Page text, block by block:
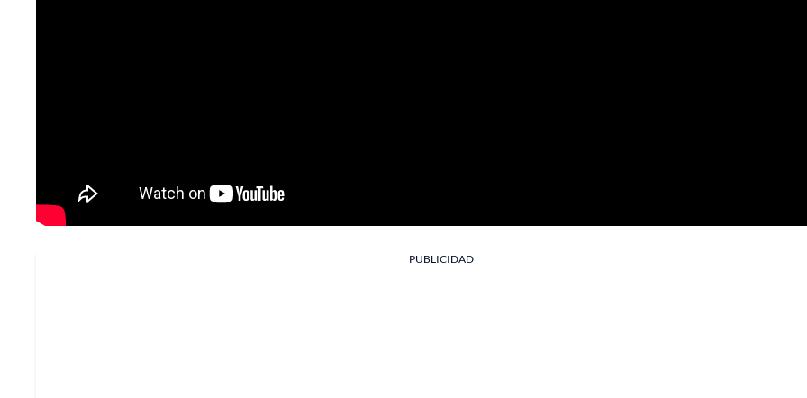
PUBLICIDAD